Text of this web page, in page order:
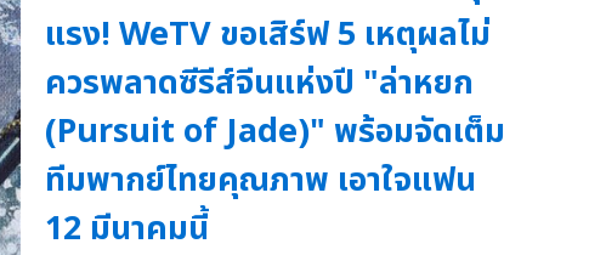
แรง! WeTV ขอเสิร์ฟ 5 เหตุผลไม่
ควรพลาดซีรีส์จีนแห่งปี "ล่าหยก
(Pursuit of Jade)" พร้อมจัดเต็ม
ทีมพากย์ไทยคุณภาพ เอาใจแฟน
12 มีนาคมนี้